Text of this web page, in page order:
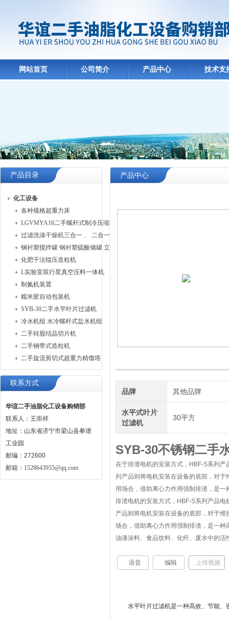
网站首页 公司简介 产品中心 技术支
产品目录
化工设备
各种规格超重力床
LGVMYA16二手螺杆式制冷压缩机组
过滤洗涤干燥机三合一 、 二合一过滤洗涤机
钢衬塑搅拌罐 钢衬塑硫酸储罐 立式钢衬塑储罐
化肥干法辊压造粒机
L实验室双行星真空压料一体机
制氮机装置
糯米胶自动包装机
SYB-30二手水平叶片过滤机
冷水机组 水冷螺杆式盐水机组
二手转股结晶切片机
二手钢带式造粒机
二手旋流剪切式超重力精馏塔
联系方式
华谊二手油脂化工设备购销部
联系人：王崇祥
地址：山东省济宁市梁山县拳谱
工业园
邮编：272600
邮箱： 1528643955@qq.com
产品中心
品牌 其他品牌
水平式叶片
过滤机
30平方
SYB-30不锈钢二手
在于排渣电机的安装方式，HBF-S系列
列产品则将电机安装在设备的底部，对
用场合，借助离心力作用强制排渣，是一
排渣电机的安装方式，HBF-S系列产品
产品则将电机安装在设备的底部，对于
场合，借助离心力作用强制排渣，是一
油漆涂料、食品饮料、化纤、废水中的
语音 编辑 上传视频
水平叶片过滤机是一种高效、节能